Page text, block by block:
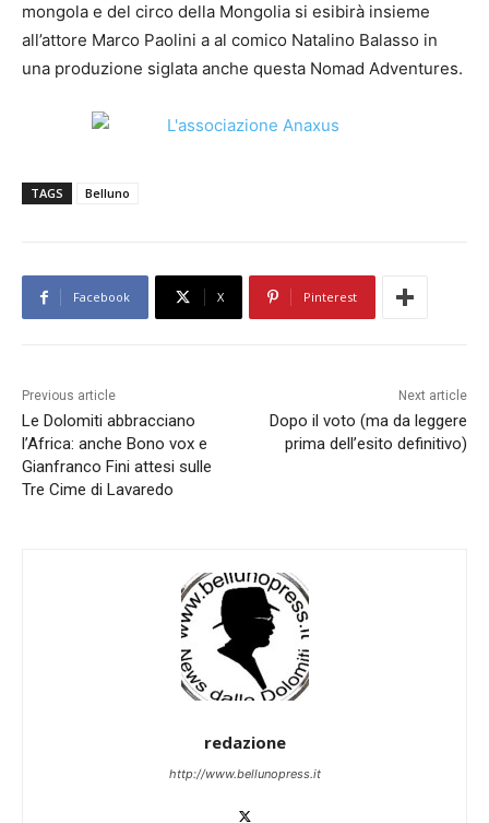
mongola e del circo della Mongolia si esibirà insieme
all’attore Marco Paolini a al comico Natalino Balasso in
una produzione siglata anche questa Nomad Adventures.
TAGS Belluno
Facebook X Pinterest
Previous article
Le Dolomiti abbracciano
l’Africa: anche Bono vox e
Gianfranco Fini attesi sulle
Tre Cime di Lavaredo
Next article
Dopo il voto (ma da leggere
prima dell’esito definitivo)
redazione
http://www.bellunopress.it